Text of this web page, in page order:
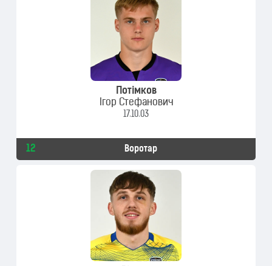
Потімков
Ігор Стефанович
17.10.03
12 Воротар